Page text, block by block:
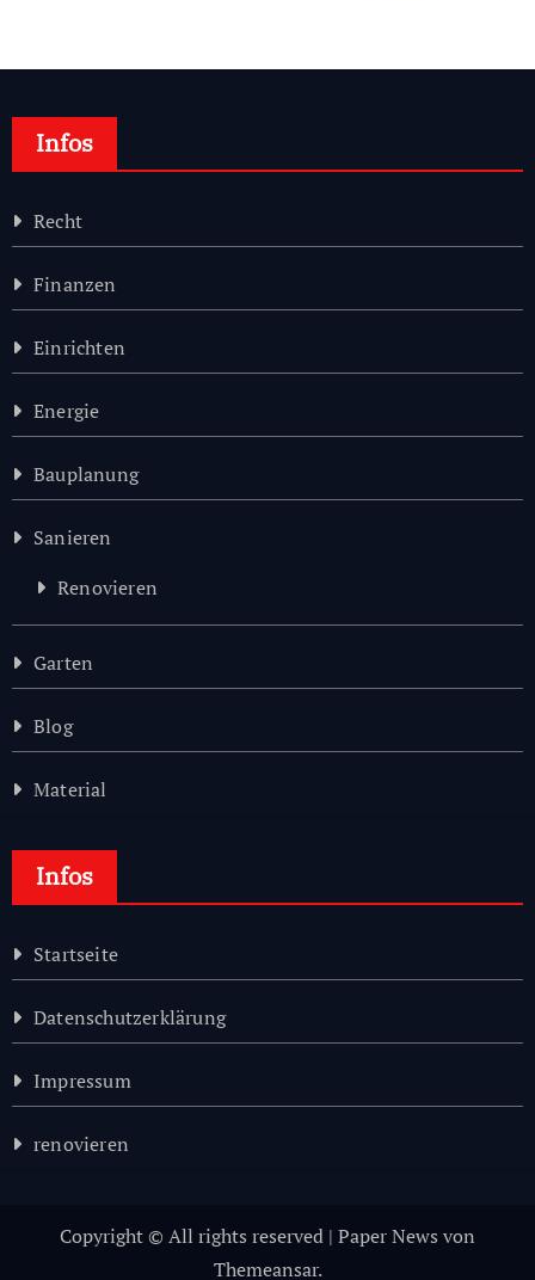
Infos
Recht
Finanzen
Einrichten
Energie
Bauplanung
Sanieren
Renovieren
Garten
Blog
Material
Infos
Startseite
Datenschutzerklärung
Impressum
renovieren
Copyright © All rights reserved | Paper News von
Themeansar.